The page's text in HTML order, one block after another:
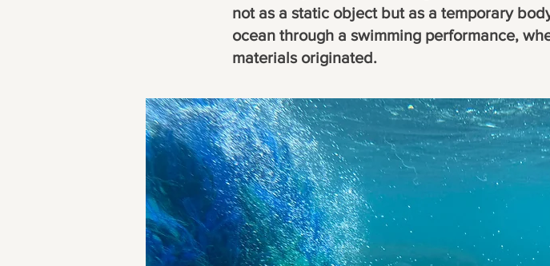
not as a static object but as a temporary
ocean through a swimming performance,
materials originated.